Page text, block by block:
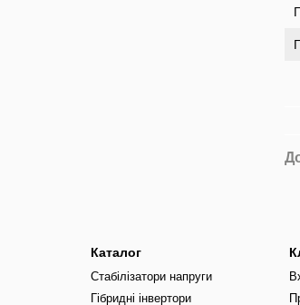
Каталог
Стабілізатори напруги
Гібридні інвертори